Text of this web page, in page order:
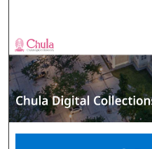
Browse
My